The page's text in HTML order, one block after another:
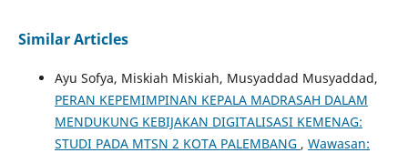
Similar Articles
Ayu Sofya, Miskiah Miskiah, Musyaddad Musyaddad,
PERAN KEPEMIMPINAN KEPALA MADRASAH DALAM
MENDUKUNG KEBIJAKAN DIGITALISASI KEMENAG:
STUDI PADA MTSN 2 KOTA PALEMBANG , Wawasan: